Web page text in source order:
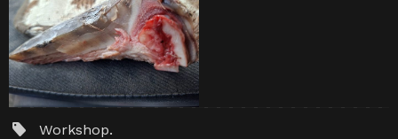
Workshop.